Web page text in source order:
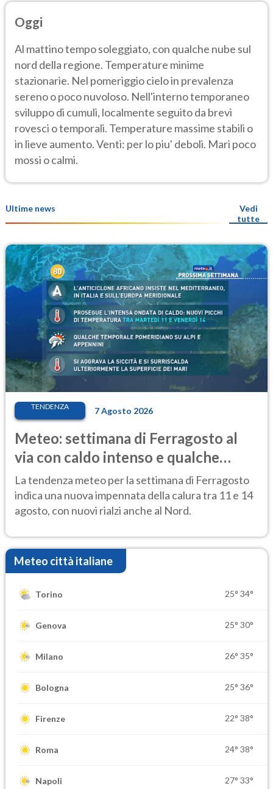
Oggi
Al mattino tempo soleggiato, con qualche nube sul
nord della regione. Temperature minime
stazionarie. Nel pomeriggio cielo in prevalenza
sereno o poco nuvoloso. Nell'interno temporaneo
sviluppo di cumuli, localmente seguito da brevi
rovesci o temporali. Temperature massime stabili o
in lieve aumento. Venti: per lo piu' deboli. Mari poco
mossi o calmi.
Ultime news
Vedi
tutte
TENDENZA 7 Agosto 2026
Meteo: settimana di Ferragosto al
via con caldo intenso e qualche
temporale
La tendenza meteo per la settimana di Ferragosto
indica una nuova impennata della calura tra 11 e 14
agosto, con nuovi rialzi anche al Nord.
Meteo città italiane
Torino 25° 34°
Genova 25° 30°
Milano 26° 35°
Bologna 25° 36°
Firenze 22° 38°
Roma 24° 38°
Napoli 27° 33°